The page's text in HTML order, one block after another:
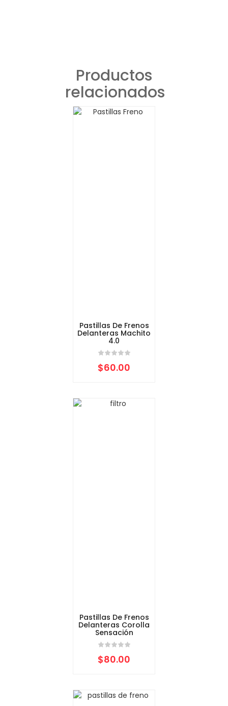
Productos
relacionados
Pastillas De Frenos
Delanteras Machito
4.0
$60.00
Pastillas De Frenos
Delanteras Corolla
Sensación
$80.00